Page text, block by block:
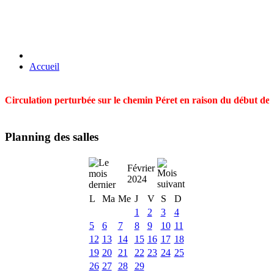
Accueil
Circulation perturbée sur le chemin Péret en raison du début
Planning des salles
Février
2024
L
Ma Me J V S
D
1
2 3
4
5
6 7 8 9 10 11
12 13 14 15 16 17 18
19 20 21 22 23 24 25
26 27 28 29